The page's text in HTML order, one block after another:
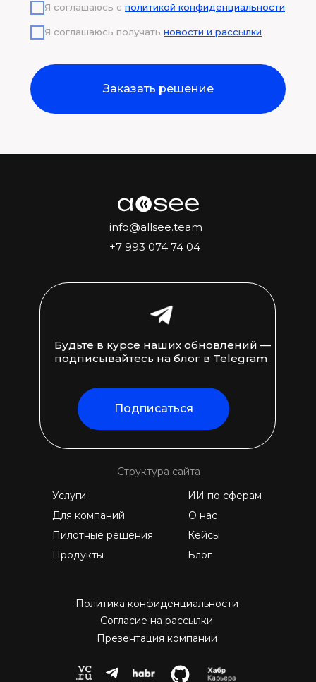
Я соглашаюсь с политикой конфиденциальности
Я соглашаюсь получать новости и рассылки
Заказать решение
+7 993 074 74 04
Презентация компании
Согласие на рассылки
Политика конфиденциальности
Подписаться
Будьте в курсе наших обновлений —
подписывайтесь на блог в Telegram
Блог
Продукты
Для компаний
ИИ по сферам
Пилотные решения
Услуги
Кейсы
О нас
Структура сайта
info@allsee.team